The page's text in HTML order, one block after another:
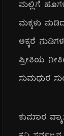
ಮಲ್ಲಿಗೆ
ಮಕ್ಕಳು
ಅಕ್ಕರೆ
ಪ್ರೀತಿಯ
ಸುಮಧುರ
ಕುಮಾರ